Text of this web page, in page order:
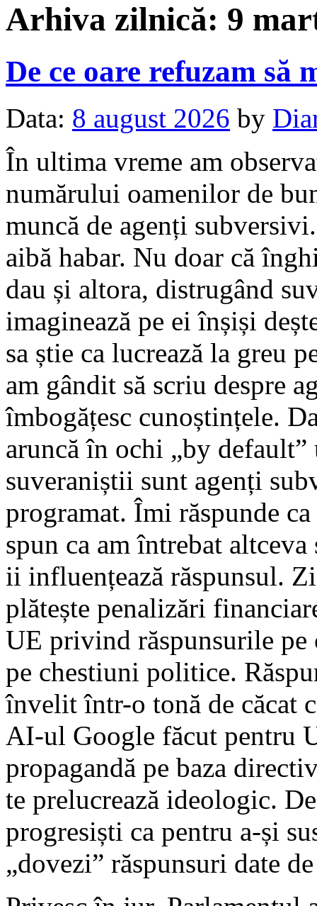
Arhiva zilnică: 9
De ce oare refuzam
Data: 8 august 2026 by
În ultima vreme am
numărului oamenilor de
muncă de agenți
aibă habar. Nu doar că
dau și altora, distrugând
imaginează pe ei înșiși
sa știe ca lucrează la greu
am gândit să scriu despre
îmbogățesc cunoștințele.
aruncă în ochi „by
suveraniștii sunt agenți
programat. Îmi răspunde
spun ca am întrebat
ii influențează răspunsul.
plătește penalizări
UE privind răspunsurile pe
pe chestiuni politice.
învelit într-o tonă de căcat
AI-ul Google făcut pentru
propagandă pe baza
te prelucrează ideologic.
progresiști ca pentru a-și
„dovezi” răspunsuri date